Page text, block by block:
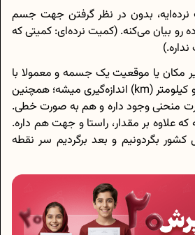
بدون در نظر گرفتن جهت جسم
رو بیان می‌کنه. (کمیت نرده‌ای: کمیتی که
مکان یا موقعیت یک جسمه و معمولا با
واحد‌هایی مثل متر (m) و کیلومتر (km) اندازه‌گیری میشه؛ همچنین
منحنی وجود داره و هم به صورت خطی.
که علاوه بر مقدار، راستا و جهت هم داره.
بگردونیم و بعد برگردیم سر نقطه